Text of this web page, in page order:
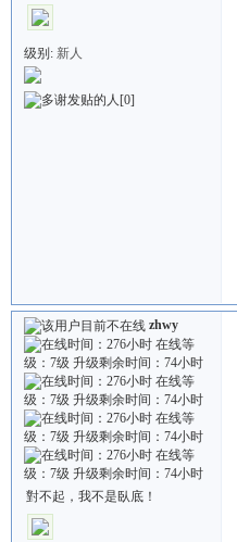
级别: 新人
[0]
zhwy
對不起，我不是臥底！